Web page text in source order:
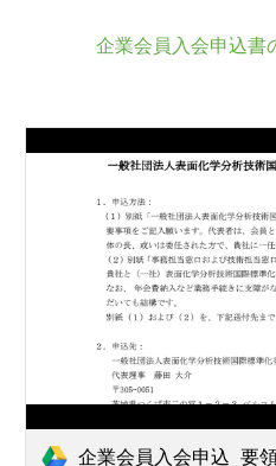
企業会員入会申込書
企業会員入会申込_要